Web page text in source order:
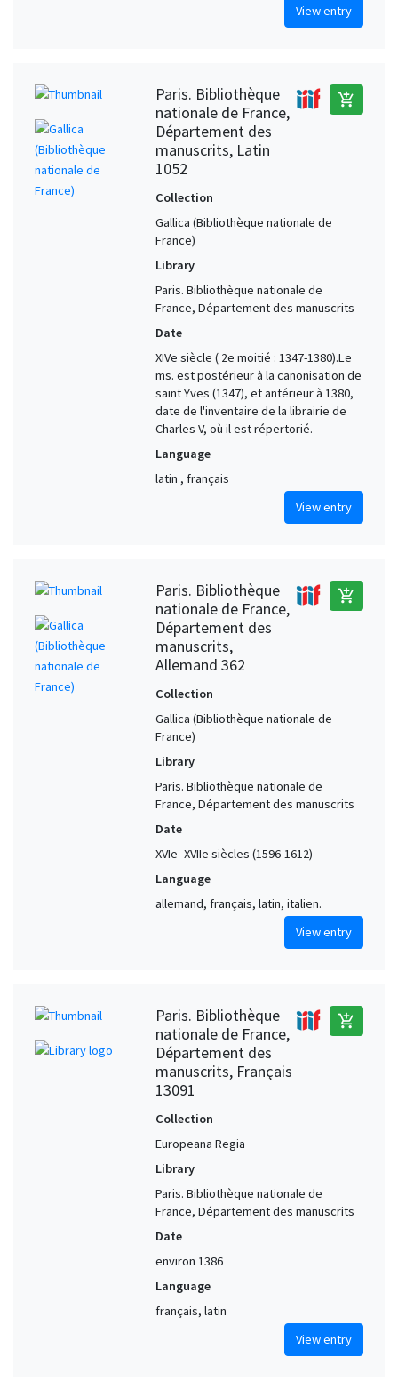
View entry
Paris. Bibliothèque
nationale de France,
Département des
manuscrits, Latin
1052
add_shopping_cart
Collection
Gallica (Bibliothèque nationale de
France)
Library
Paris. Bibliothèque nationale de
France, Département des manuscrits
Date
XIVe siècle ( 2e moitié : 1347-1380).Le
ms. est postérieur à la canonisation de
saint Yves (1347), et antérieur à 1380,
date de l'inventaire de la librairie de
Charles V, où il est répertorié.
Language
latin , français
View entry
Paris. Bibliothèque
nationale de France,
Département des
manuscrits,
Allemand 362
add_shopping_cart
Collection
Gallica (Bibliothèque nationale de
France)
Library
Paris. Bibliothèque nationale de
France, Département des manuscrits
Date
XVIe- XVIIe siècles (1596-1612)
Language
allemand, français, latin, italien.
View entry
Paris. Bibliothèque
nationale de France,
Département des
manuscrits, Français
13091
add_shopping_cart
Collection
Europeana Regia
Library
Paris. Bibliothèque nationale de
France, Département des manuscrits
Date
environ 1386
Language
français, latin
View entry